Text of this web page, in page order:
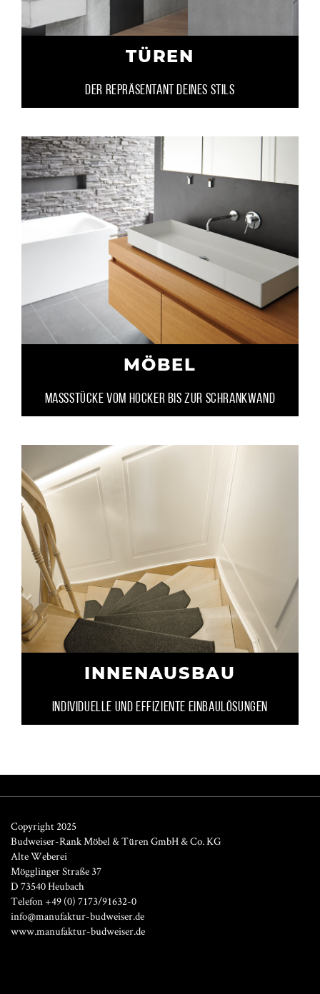
TÜREN
DER REPRÄSENTANT DEINES STILS
MÖBEL
Massstücke vom Hocker bis zur Schrankwand
INNENAUSBAU
INDIVIDUELLE UND EFFIZIENTE EINBAULÖSUNGEN
Copyright 2025
Budweiser-Rank Möbel & Türen GmbH & Co. KG
Alte Weberei
Mögglinger Straße 37
D 73540 Heubach
Telefon +49 (0) 7173/91632-0
info@manufaktur-budweiser.de
www.manufaktur-budweiser.de